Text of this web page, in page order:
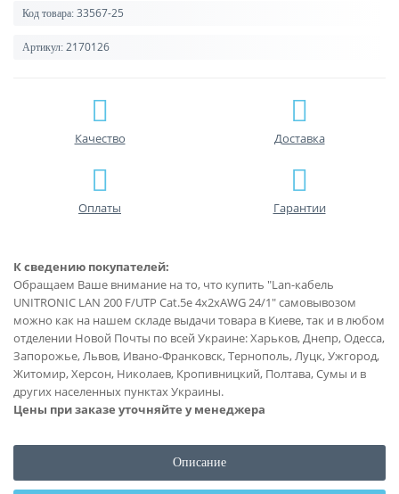
Код товара: 33567-25
Артикул: 2170126
Качество Доставка
Оплаты Гарантии
К сведению покупателей:
Обращаем Ваше внимание на то, что купить "Lan-кабель
UNITRONIC LAN 200 F/UTP Cat.5e 4x2xAWG 24/1" самовывозом
можно как на нашем складе выдачи товара в Киеве, так и в любом
отделении Новой Почты по всей Украине: Харьков, Днепр, Одесса,
Запорожье, Львов, Ивано-Франковск, Тернополь, Луцк, Ужгород,
Житомир, Херсон, Николаев, Кропивницкий, Полтава, Сумы и в
других населенных пунктах Украины.
Цены при заказе уточняйте у менеджера
Описание